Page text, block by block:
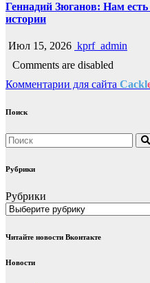
Геннадий Зюганов: Нам
истории
Июл 15, 2026 kprf_admin
Comments are disabled
Комментарии для сайта Cackl
Поиск
Рубрики
Рубрики
Читайте новости Вконтакте
Новости